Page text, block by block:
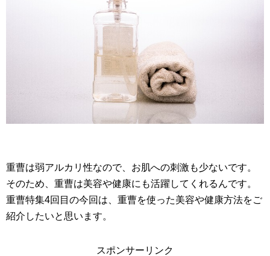
重曹は弱アルカリ性なので、お肌への刺激も少ないです。
そのため、重曹は美容や健康にも活躍してくれるんです。
重曹特集4回目の今回は、重曹を使った美容や健康方法をご
紹介したいと思います。
スポンサーリンク